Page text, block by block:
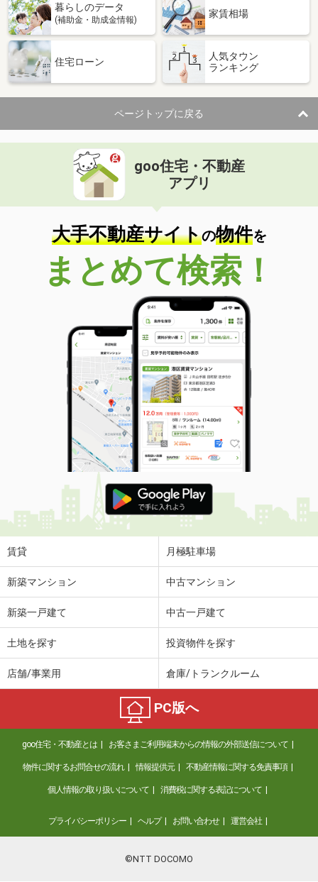
暮らしのデータ
(補助金・助成金情報)
家賃相場
住宅ローン
人気タウン
ランキング
ページトップに戻る
goo住宅・不動産
アプリ
大手不動産サイトの物件を
まとめて検索！
賃貸 月極駐車場
新築マンション 中古マンション
新築一戸建て 中古一戸建て
土地を探す 投資物件を探す
店舗/事業用 倉庫/トランクルーム
PC版へ
goo住宅・不動産とは お客さまご利用端末からの情報の外部送信について
物件に関するお問合せの流れ 情報提供元 不動産情報に関する免責事項
個人情報の取り扱いについて 消費税に関する表記について
プライバシーポリシー ヘルプ お問い合わせ 運営会社
©NTT DOCOMO